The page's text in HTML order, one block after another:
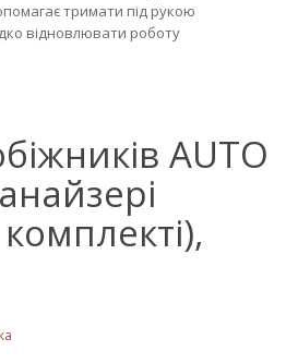
тримати під рукою
відновлювати роботу
AUTO